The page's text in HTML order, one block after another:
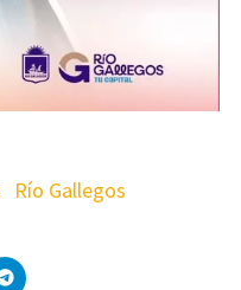
Río Gallegos